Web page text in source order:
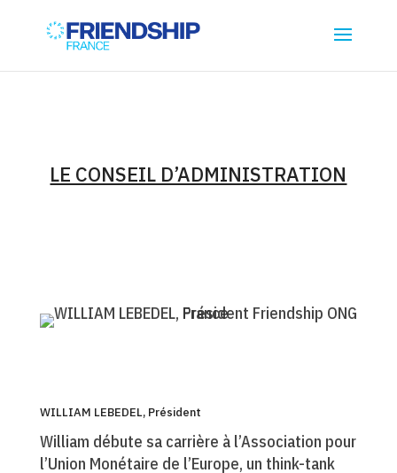
LE CONSEIL D’ADMINISTRATION
WILLIAM LEBEDEL, Président
William débute sa carrière à l’Association pour
l’Union Monétaire de l’Europe, un think-tank